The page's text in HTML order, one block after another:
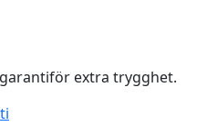
extra trygghet.